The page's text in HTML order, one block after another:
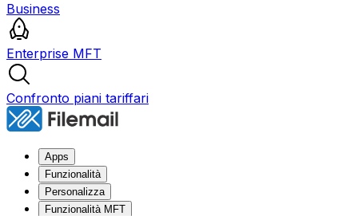
Business
Enterprise MFT
Confronto piani tariffari
Apps
Funzionalità
Personalizza
Funzionalità MFT